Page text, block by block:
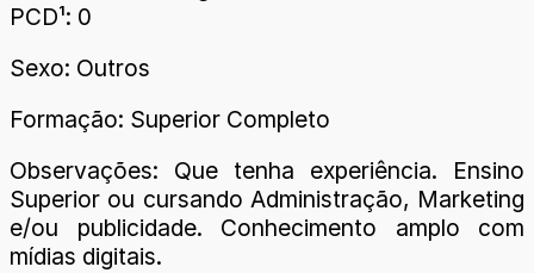
PCD¹: 0
Sexo: Outros
Formação: Superior Completo
Observações: Que tenha experiência. Ensino
Superior ou cursando Administração, Marketing
e/ou publicidade. Conhecimento amplo com
mídias digitais.